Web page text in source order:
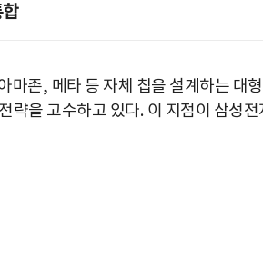
마존, 메타 등 자체 칩을 설계하는 대
전략을 고수하고 있다. 이 지점이 삼성